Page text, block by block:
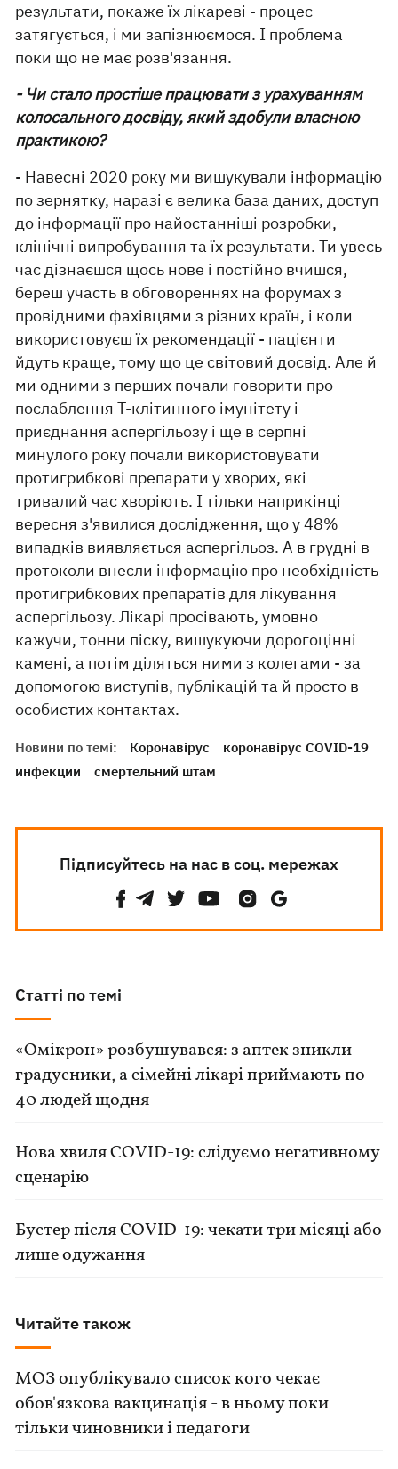
результати, покаже їх лікареві - процес
затягується, і ми запізнюємося. І проблема
поки що не має розв'язання.
- Чи стало простіше працювати з урахуванням
колосального досвіду, який здобули власною
практикою?
- Навесні 2020 року ми вишукували інформацію
по зернятку, наразі є велика база даних, доступ
до інформації про найостанніші розробки,
клінічні випробування та їх результати. Ти увесь
час дізнаєшся щось нове і постійно вчишся,
береш участь в обговореннях на форумах з
провідними фахівцями з різних країн, і коли
використовуєш їх рекомендації - пацієнти
йдуть краще, тому що це світовий досвід. Але й
ми одними з перших почали говорити про
послаблення Т-клітинного імунітету і
приєднання аспергільозу і ще в серпні
минулого року почали використовувати
протигрибкові препарати у хворих, які
тривалий час хворіють. І тільки наприкінці
вересня з'явилися дослідження, що у 48%
випадків виявляється аспергільоз. А в грудні в
протоколи внесли інформацію про необхідність
протигрибкових препаратів для лікування
аспергільозу. Лікарі просівають, умовно
кажучи, тонни піску, вишукуючи дорогоцінні
камені, а потім діляться ними з колегами - за
допомогою виступів, публікацій та й просто в
особистих контактах.
Новини по темі: Коронавірус
коронавірус COVID-19
инфекции
смертельний штам
Підписуйтесь на нас в соц. мережах
Статті по темі
«Омікрон» розбушувався: з аптек зникли
градусники, а сімейні лікарі приймають по
40 людей щодня
Нова хвиля COVID-19: слідуємо негативному
сценарію
Бустер після COVID-19: чекати три місяці або
лише одужання
Читайте також
МОЗ опублікувало список кого чекає
обов'язкова вакцинація - в ньому поки
тільки чиновники і педагоги